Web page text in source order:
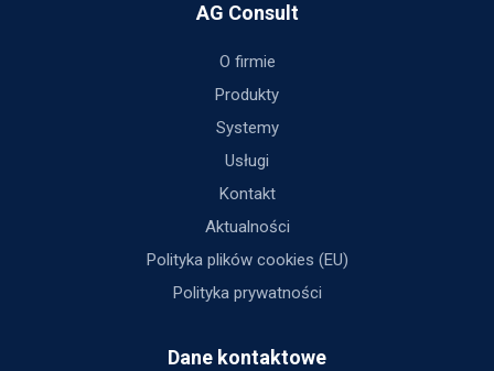
AG Consult
O firmie
Produkty
Systemy
Usługi
Kontakt
Aktualności
Polityka plików cookies (EU)
Polityka prywatności
Dane kontaktowe